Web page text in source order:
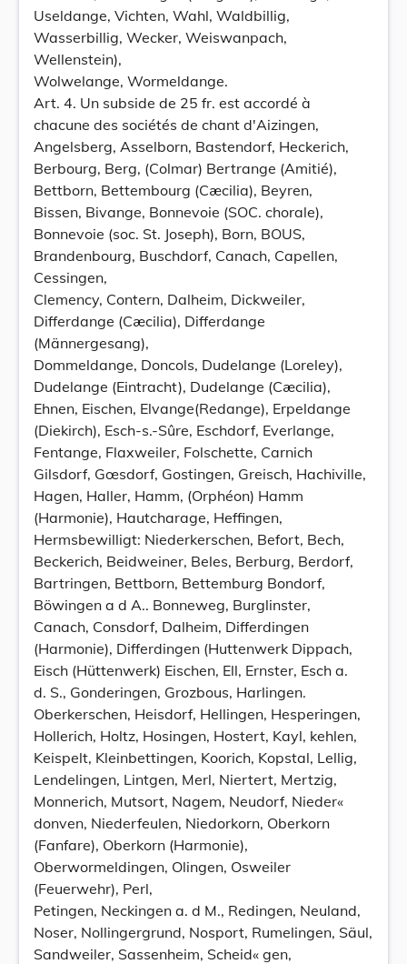
Useldange, Vichten, Wahl, Waldbillig,
Wasserbillig, Wecker, Weiswanpach,
Wellenstein),
Wolwelange, Wormeldange.
Art. 4. Un subside de 25 fr. est accordé à
chacune des sociétés de chant d'Aizingen,
Angelsberg, Asselborn, Bastendorf, Heckerich,
Berbourg, Berg, (Colmar) Bertrange (Amitié),
Bettborn, Bettembourg (Cæcilia), Beyren,
Bissen, Bivange, Bonnevoie (SOC. chorale),
Bonnevoie (soc. St. Joseph), Born, BOUS,
Brandenbourg, Buschdorf, Canach, Capellen,
Cessingen,
Clemency, Contern, Dalheim, Dickweiler,
Differdange (Cæcilia), Differdange
(Männergesang),
Dommeldange, Doncols, Dudelange (Loreley),
Dudelange (Eintracht), Dudelange (Cæcilia),
Ehnen, Eischen, Elvange(Redange), Erpeldange
(Diekirch), Esch-s.-Sûre, Eschdorf, Everlange,
Fentange, Flaxweiler, Folschette, Carnich
Gilsdorf, Gœsdorf, Gostingen, Greisch, Hachiville,
Hagen, Haller, Hamm, (Orphéon) Hamm
(Harmonie), Hautcharage, Heffingen,
Hermsbewilligt: Niederkerschen, Befort, Bech,
Beckerich, Beidweiner, Beles, Berburg, Berdorf,
Bartringen, Bettborn, Bettemburg Bondorf,
Böwingen a d A.. Bonneweg, Burglinster,
Canach, Consdorf, Dalheim, Differdingen
(Harmonie), Differdingen (Huttenwerk Dippach,
Eisch (Hüttenwerk) Eischen, Ell, Ernster, Esch a.
d. S., Gonderingen, Grozbous, Harlingen.
Oberkerschen, Heisdorf, Hellingen, Hesperingen,
Hollerich, Holtz, Hosingen, Hostert, Kayl, kehlen,
Keispelt, Kleinbettingen, Koorich, Kopstal, Lellig,
Lendelingen, Lintgen, Merl, Niertert, Mertzig,
Monnerich, Mutsort, Nagem, Neudorf, Nieder«
donven, Niederfeulen, Niedorkorn, Oberkorn
(Fanfare), Oberkorn (Harmonie),
Oberwormeldingen, Olingen, Osweiler
(Feuerwehr), Perl,
Petingen, Neckingen a. d M., Redingen, Neuland,
Noser, Nollingergrund, Nosport, Rumelingen, Säul,
Sandweiler, Sassenheim, Scheid« gen,